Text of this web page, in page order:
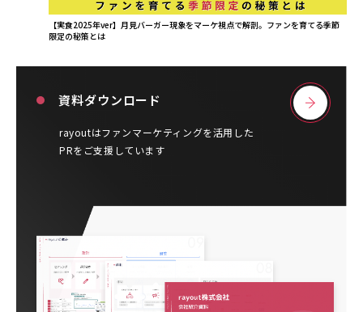
【実食2025年ver】月見バーガー現象をマーケ視点で解剖。ファンを育てる季節
限定の秘策とは
資料ダウンロード
rayoutはファンマーケティングを活用した
PRをご支援しています